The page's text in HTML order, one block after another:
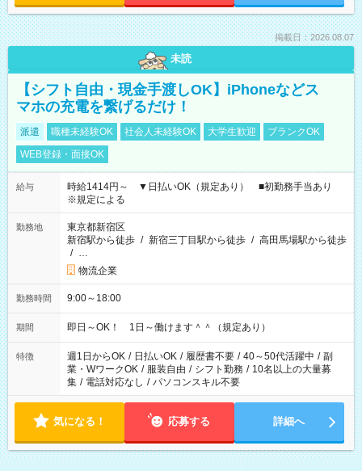
掲載日：2026.08.07
未読
【シフト自由・現金手渡しOK】iPhoneなどス
マホの充電を繋げるだけ！
派遣 職種未経験OK 社会人未経験OK 大学生歓迎
ブランクOK
WEB登録・面接OK
給与
時給1414円～ ▼日払いOK（規定あり） ■初勤務手当あり
※規定による
勤務地
東京都新宿区
新宿駅から徒歩 / 新宿三丁目駅から徒歩 / 高田馬場駅から徒歩
/ …
物流企業
勤務時間 9:00～18:00
期間 即日～OK！ 1日～働けます＾＾（規定あり）
特徴 週1日からOK / 日払いOK / 履歴書不要 / 40～50代活躍中 / 副
業・WワークOK / 服装自由 / シフト勤務 / 10名以上の大量募
集 / 電話対応なし / パソコンスキル不要
気になる！ 応募する 詳細へ